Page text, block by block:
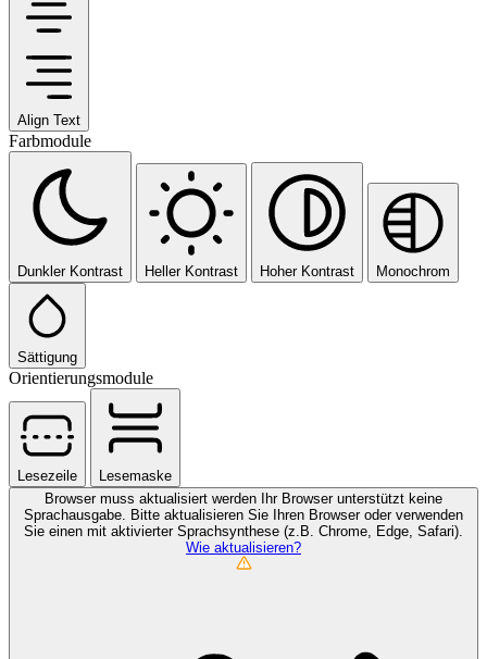
Align Text
Farbmodule
Dunkler Kontrast Heller Kontrast Hoher Kontrast Monochrom
Sättigung
Orientierungsmodule
Lesezeile
Lesemaske
Browser muss aktualisiert werden
Ihr Browser unterstützt keine
Sprachausgabe. Bitte aktualisieren Sie Ihren Browser oder verwenden
Sie einen mit aktivierter Sprachsynthese (z.B. Chrome, Edge, Safari).
Wie aktualisieren?